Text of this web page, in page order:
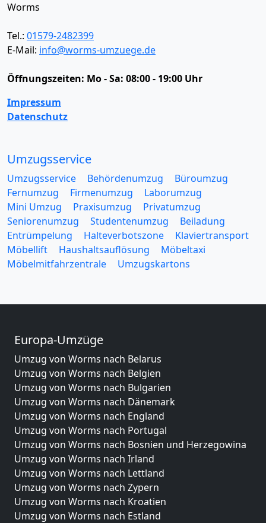
Worms
Tel.: 01579-2482399
E-Mail: info@worms-umzuege.de
Öffnungszeiten: Mo - Sa: 08:00 - 19:00 Uhr
Impressum
Datenschutz
Umzugsservice
Umzugsservice Behördenumzug
Büroumzug
Fernumzug
Firmenumzug
Laborumzug
Mini Umzug
Praxisumzug
Privatumzug
Seniorenumzug
Studentenumzug
Beiladung
Entrümpelung
Halteverbotszone
Klaviertransport
Möbellift
Haushaltsauflösung
Möbeltaxi
Möbelmitfahrzentrale
Umzugskartons
Europa-Umzüge
Umzug von Worms nach Belarus
Umzug von Worms nach Belgien
Umzug von Worms nach Bulgarien
Umzug von Worms nach Dänemark
Umzug von Worms nach England
Umzug von Worms nach Portugal
Umzug von Worms nach Bosnien und Herzegowina
Umzug von Worms nach Irland
Umzug von Worms nach Lettland
Umzug von Worms nach Zypern
Umzug von Worms nach Kroatien
Umzug von Worms nach Estland